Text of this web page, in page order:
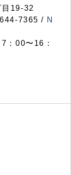
19-32
7365 / N
：00〜16：